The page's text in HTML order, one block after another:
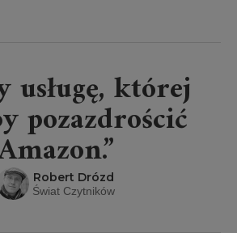
usługę, której
pozazdrościć
Robert Drózd
Świat Czytników